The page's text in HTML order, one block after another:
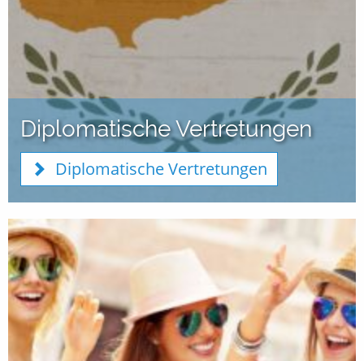
Diplomatische Vertretungen
Diplomatische Vertretungen